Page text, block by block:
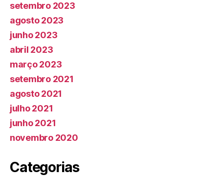
setembro 2023
agosto 2023
junho 2023
abril 2023
março 2023
setembro 2021
agosto 2021
julho 2021
junho 2021
novembro 2020
Categorias